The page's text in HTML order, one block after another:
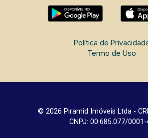
Política de
Termo de Uso
© 2026 Piramid Imóveis Ltda -
CNPJ: 00.685.077/0001-